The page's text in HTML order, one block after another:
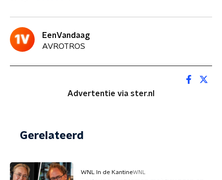
EenVandaag
AVROTROS
Advertentie via ster.nl
Gerelateerd
WNL In de KantineWNL